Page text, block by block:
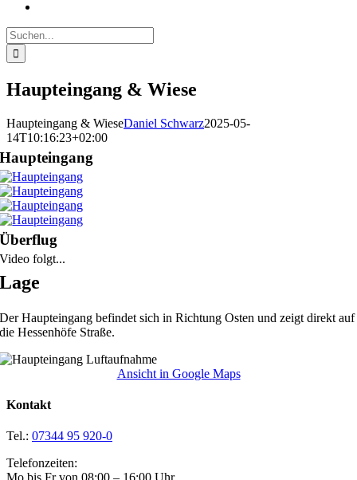
Suche
nach:
Haupteingang & Wiese
Haupteingang & WieseDaniel Schwarz2025-05-
14T10:16:23+02:00
Haupteingang
Überflug
Video folgt...
Lage
Der Haupteingang befindet sich in Richtung Osten und zeigt direkt auf
die Hessenhöfe Straße.
Ansicht in Google Maps
Kontakt
Tel.: 07344 95 920-0
Telefonzeiten: